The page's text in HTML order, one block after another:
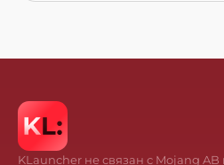
KLauncher не связан с Mojang